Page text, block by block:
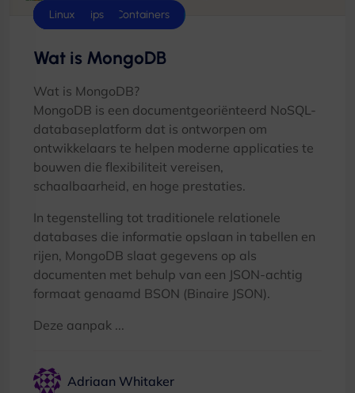
Database
Dokwerker & Containers
Hostingtips
Linux
Wat is MongoDB
Wat is MongoDB?
MongoDB is een documentgeoriënteerd NoSQL-
databaseplatform dat is ontworpen om
ontwikkelaars te helpen moderne applicaties te
bouwen die flexibiliteit vereisen,
schaalbaarheid, en hoge prestaties.
In tegenstelling tot traditionele relationele
databases die informatie opslaan in tabellen en
rijen, MongoDB slaat gegevens op als
documenten met behulp van een JSON-achtig
formaat genaamd BSON (Binaire JSON).
Deze aanpak ...
Adriaan Whitaker